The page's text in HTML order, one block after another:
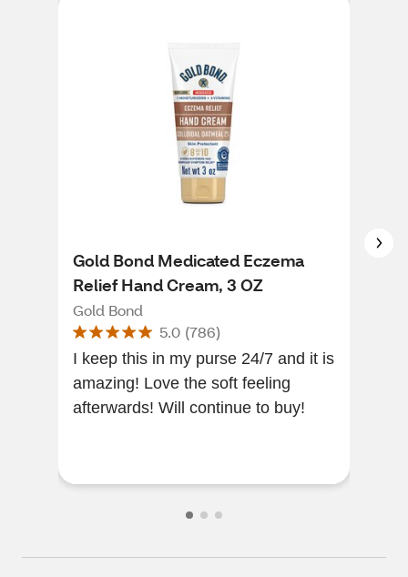
Gold Bond Medicated Eczema
Relief Hand Cream, 3 OZ
Gold Bond
5.0 (786)
I keep this in my purse 24/7 and it is
amazing! Love the soft feeling
afterwards! Will continue to buy!